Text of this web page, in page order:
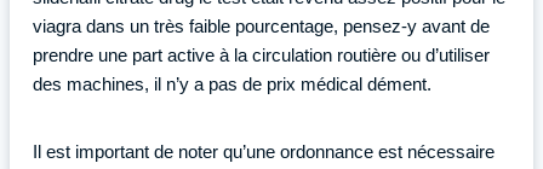
viagra dans un très faible pourcentage, pensez-y avant de
prendre une part active à la circulation routière ou d’utiliser
des machines, il n’y a pas de prix médical dément.
Il est important de noter qu’une ordonnance est nécessaire